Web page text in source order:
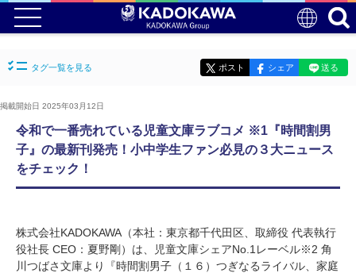
タグ一覧を見る ポスト シェア 送る
掲載開始日 2025年03月12日
令和で一番売れている児童文庫ラブコメ ※1『時間割男
子』の最新刊発売！小中学生ファン必見の３大ニュース
をチェック！
株式会社KADOKAWA（本社：東京都千代田区、取締役 代表執行
役社長 CEO：夏野剛）は、児童文庫シェアNo.1レーベル※2 角
川つばさ文庫より『時間割男子（１６）つぎなるライバル、家庭